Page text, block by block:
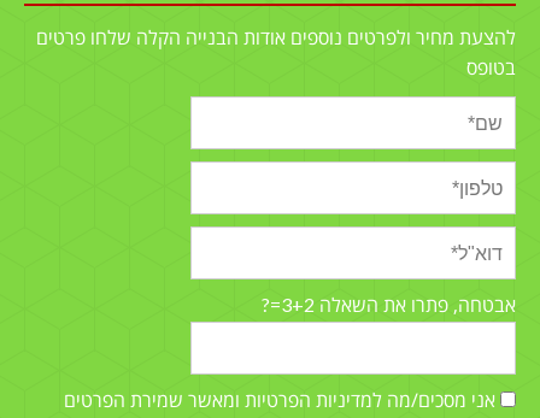
להצעת מחיר ולפרטים נוספים אודות הבנייה הקלה שלחו פרטים
בטופס
אבטחה, פתרו את השאלה 3+2=?
אני מסכים/מה למדיניות הפרטיות ומאשר שמירת הפרטים